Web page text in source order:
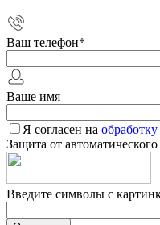
Ваш телефон*
Ваше имя
Я согласен на
Защита от
Введите символы с